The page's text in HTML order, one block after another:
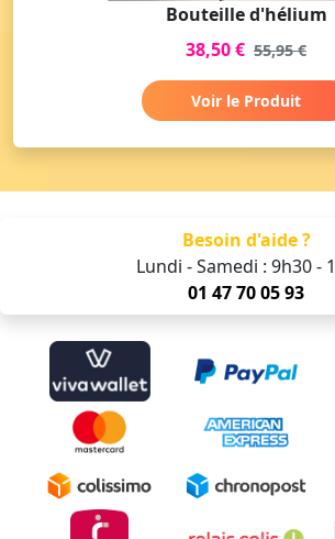
Bouteille d'hélium
38,50 € 55,95 €
Voir le Produit
Besoin d'aide ?
Lundi - Samedi : 9h30 -
01 47 70 05 93